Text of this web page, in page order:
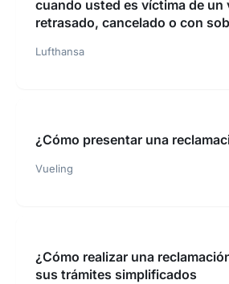
cuando usted es víctima de un
retrasado, cancelado o con
Lufthansa
¿Cómo presentar una
Vueling
¿Cómo realizar una
sus trámites simplificados